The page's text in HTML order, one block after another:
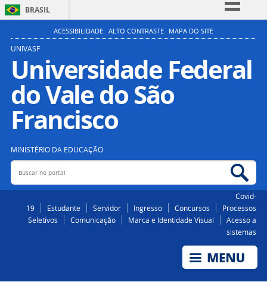
BRASIL
Simplifique!
Participe
Acesso à informação
Legislação
ACESSIBILIDADE ALTO CONTRASTE MAPA DO SITE
UNIVASF
Universidade Federal
do Vale do São
Francisco
MINISTÉRIO DA EDUCAÇÃO
Buscar no portal
Covid-
19
Estudante Servidor Ingresso Concursos
Processos
Seletivos
Comunicação Marca e Identidade Visual
Acesso a
sistemas